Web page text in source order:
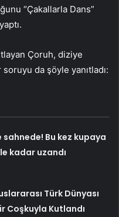
“Çakallarla Dans”
Çoruh, diziye
da şöyle yanıtladı:
sahnede! Bu kez kupaya
kadar uzandı
Türk Dünyası
Coşkuyla Kutlandı